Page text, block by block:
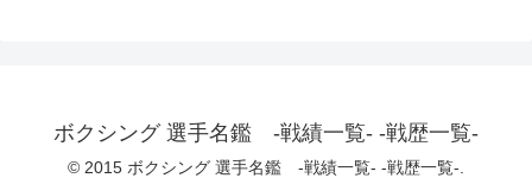
ボクシング 選手名鑑 -戦績一覧- -戦歴一覧-
© 2015 ボクシング 選手名鑑 -戦績一覧- -戦歴一覧-.